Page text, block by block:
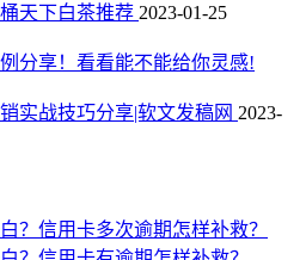
天下白茶推荐 2023-01-25
分享！看看能不能给你灵感!
实战技巧分享|软文发稿网 2023-
？信用卡多次逾期怎样补救？